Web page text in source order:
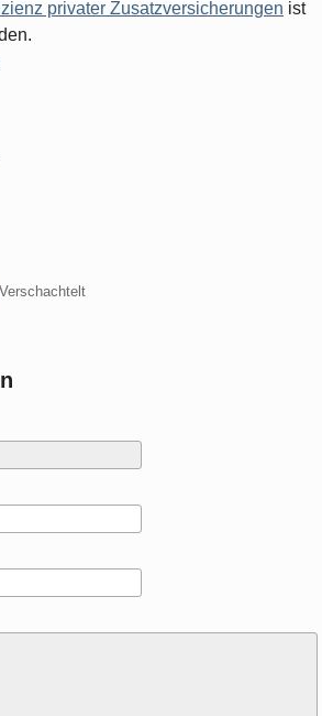
privater Zusatzversicherungen ist
Verschachtelt